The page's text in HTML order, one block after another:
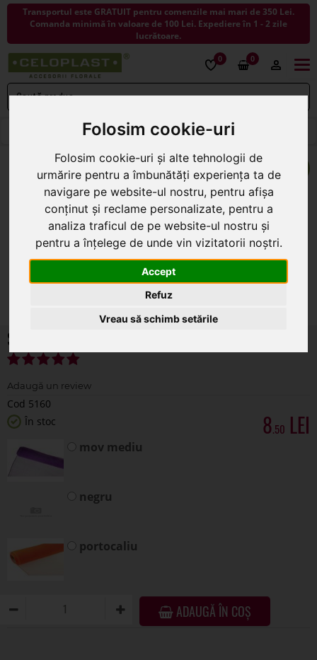
Folosim cookie-uri
Folosim cookie-uri și alte tehnologii de
urmărire pentru a îmbunătăți experiența ta de
navigare pe website-ul nostru, pentru afișa
conținut și reclame personalizate, pentru a
analiza traficul de pe website-ul nostru și
pentru a înțelege de unde vin vizitatorii noștri.
Accept
Refuz
Vreau să schimb setările
Transportul este GRATUIT pentru comenzile mai mari de 350 Lei.
Comanda minimă în valoare de 100 Lei. Expediere în 1 - 2 zile
lucrătoare.
0 0
< ÎNAPOI LA AMBALAJE PENTRU FLORI
Sul nailon pentru flori
Cod 5160
În stoc
8.50
mov mediu
negru
portocaliu
ADAUGĂ ÎN COȘ